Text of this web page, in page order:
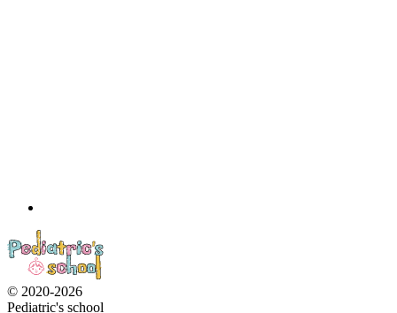
© 2020-2026
Pediatric's school